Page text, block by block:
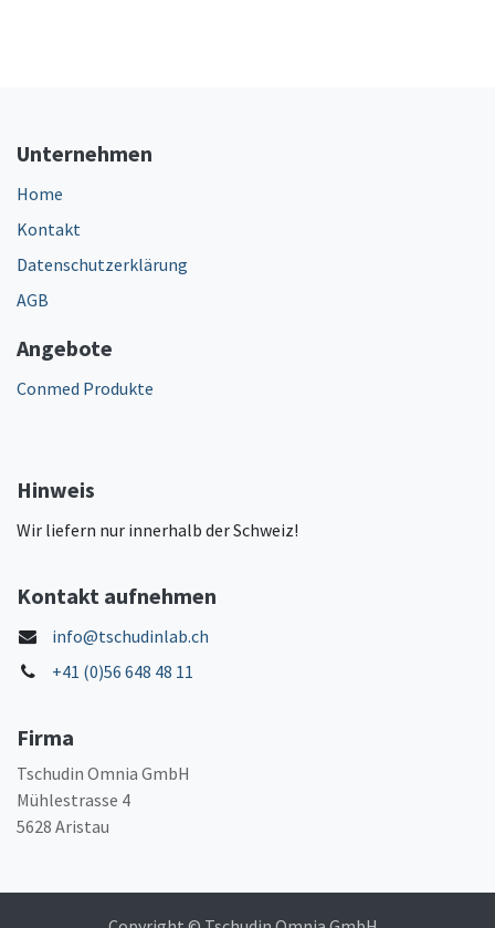
Unternehmen
Home
Kontakt
Datenschutzerklärung
AGB
Angebote
Conmed Produkte
Hinweis
Wir liefern nur innerhalb der Schweiz!
Kontakt aufnehmen
info@tschudinlab.ch
+41 (0)56 648 48 11
Firma
Tschudin Omnia GmbH
Mühlestrasse 4
5628 Aristau